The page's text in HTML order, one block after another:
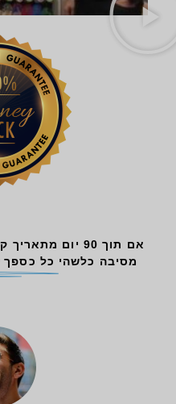
אם תוך 90 יום
מסיבה כלשהי כל כספך